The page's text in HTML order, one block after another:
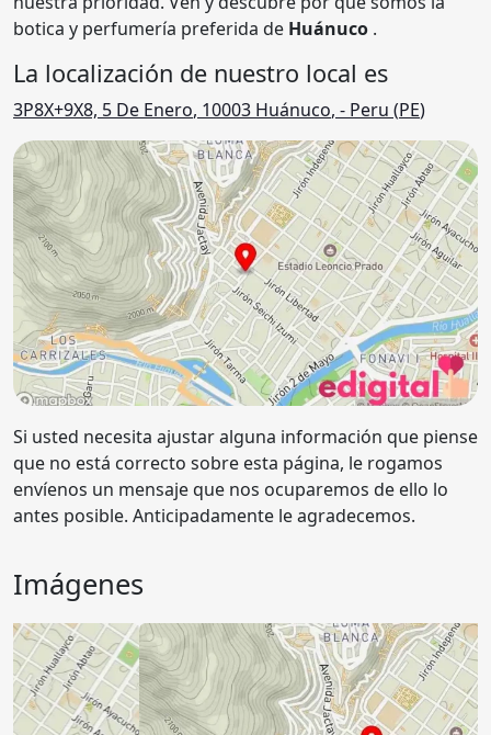
botica y perfumería preferida de Huánuco .
La localización de nuestro local es
3P8X+9X8, 5 De Enero, 10003 Huánuco, - Peru (PE)
Si usted necesita ajustar alguna información que piense
que no está correcto sobre esta página, le rogamos
envíenos un mensaje que nos ocuparemos de ello lo
antes posible. Anticipadamente le agradecemos.
Imágenes